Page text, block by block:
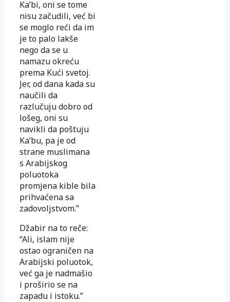
Ka’bi, oni se tome
nisu začudili, već bi
se moglo reći da im
je to palo lakše
nego da se u
namazu okreću
prema Kući svetoj.
Jer, od dana kada su
naučili da
razlučuju dobro od
lošeg, oni su
navikli da poštuju
Ka’bu, pa je od
strane muslimana
s Arabijskog
poluotoka
promjena kible bila
prihvaćena sa
zadovoljstvom.”
Džabir na to reče:
“Ali, islam nije
ostao ograničen na
Arabijski poluotok,
već ga je nadmašio
i proširio se na
zapadu i istoku.”